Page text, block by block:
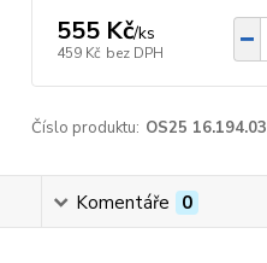
555 Kč/ks
459 Kč bez DPH
Číslo produktu: OS25 16.194.03
Komentáře 0